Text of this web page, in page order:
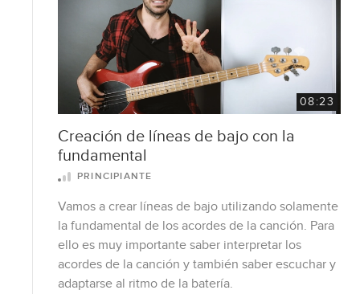
08:23
Creación de líneas de bajo con la
fundamental
PRINCIPIANTE
Vamos a crear líneas de bajo utilizando solamente
la fundamental de los acordes de la canción. Para
ello es muy importante saber interpretar los
acordes de la canción y también saber escuchar y
adaptarse al ritmo de la batería.